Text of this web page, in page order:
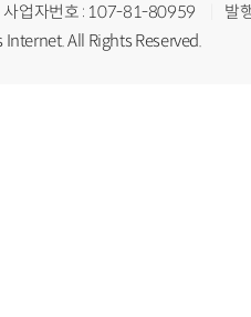
사업자번호 : 107-81-80959
발
All Rights Reserved.